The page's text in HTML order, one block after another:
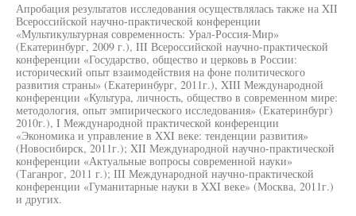
Апробация результатов исследования осуществлялась также на XII
Всероссийской научно-практической конференции
«Мультикультурная современность: Урал-Россия-Мир»
(Екатеринбург, 2009 г.), III Всероссийской научно-практической
конференции «Государство, общество и церковь в России:
исторический опыт взаимодействия на фоне политического
развития страны» (Екатеринбург, 2011г.), XIII Международной
конференции «Культура, личность, общество в современном мире:
методология, опыт эмпирического исследования» (Екатеринбург)
2010г.), I Международной практической конференции
«Экономика и управление в XXI веке: тенденции развития»
(Новосибирск, 2011г.); XII Международной научно-практической
конференции «Актуальные вопросы современной науки»
(Таганрог, 2011 г.); III Международной научно-практической
конференции «Гуманитарные науки в XXI веке» (Москва, 2011г.)
и других.